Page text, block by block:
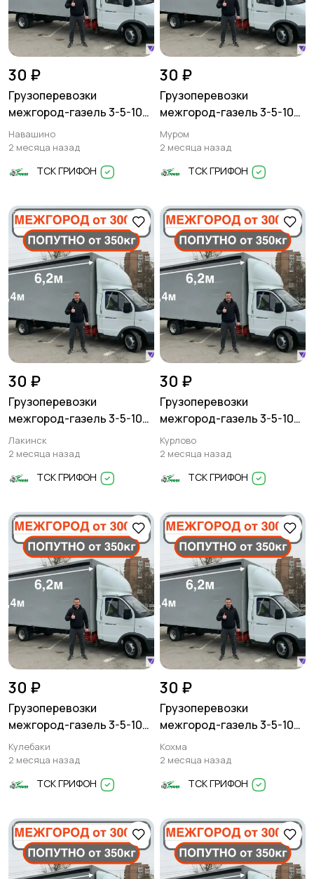
30 ₽
Грузоперевозки
межгород-газель 3-5-10
тонн
Навашино
2 месяца назад
ТСК ГРИФОН
30 ₽
Грузоперевозки
межгород-газель 3-5-10
тонн
Муром
2 месяца назад
ТСК ГРИФОН
30 ₽
Грузоперевозки
межгород-газель 3-5-10
тонн
Лакинск
2 месяца назад
ТСК ГРИФОН
30 ₽
Грузоперевозки
межгород-газель 3-5-10
тонн
Курлово
2 месяца назад
ТСК ГРИФОН
30 ₽
Грузоперевозки
межгород-газель 3-5-10
тонн
Кулебаки
2 месяца назад
ТСК ГРИФОН
30 ₽
Грузоперевозки
межгород-газель 3-5-10
тонн
Кохма
2 месяца назад
ТСК ГРИФОН